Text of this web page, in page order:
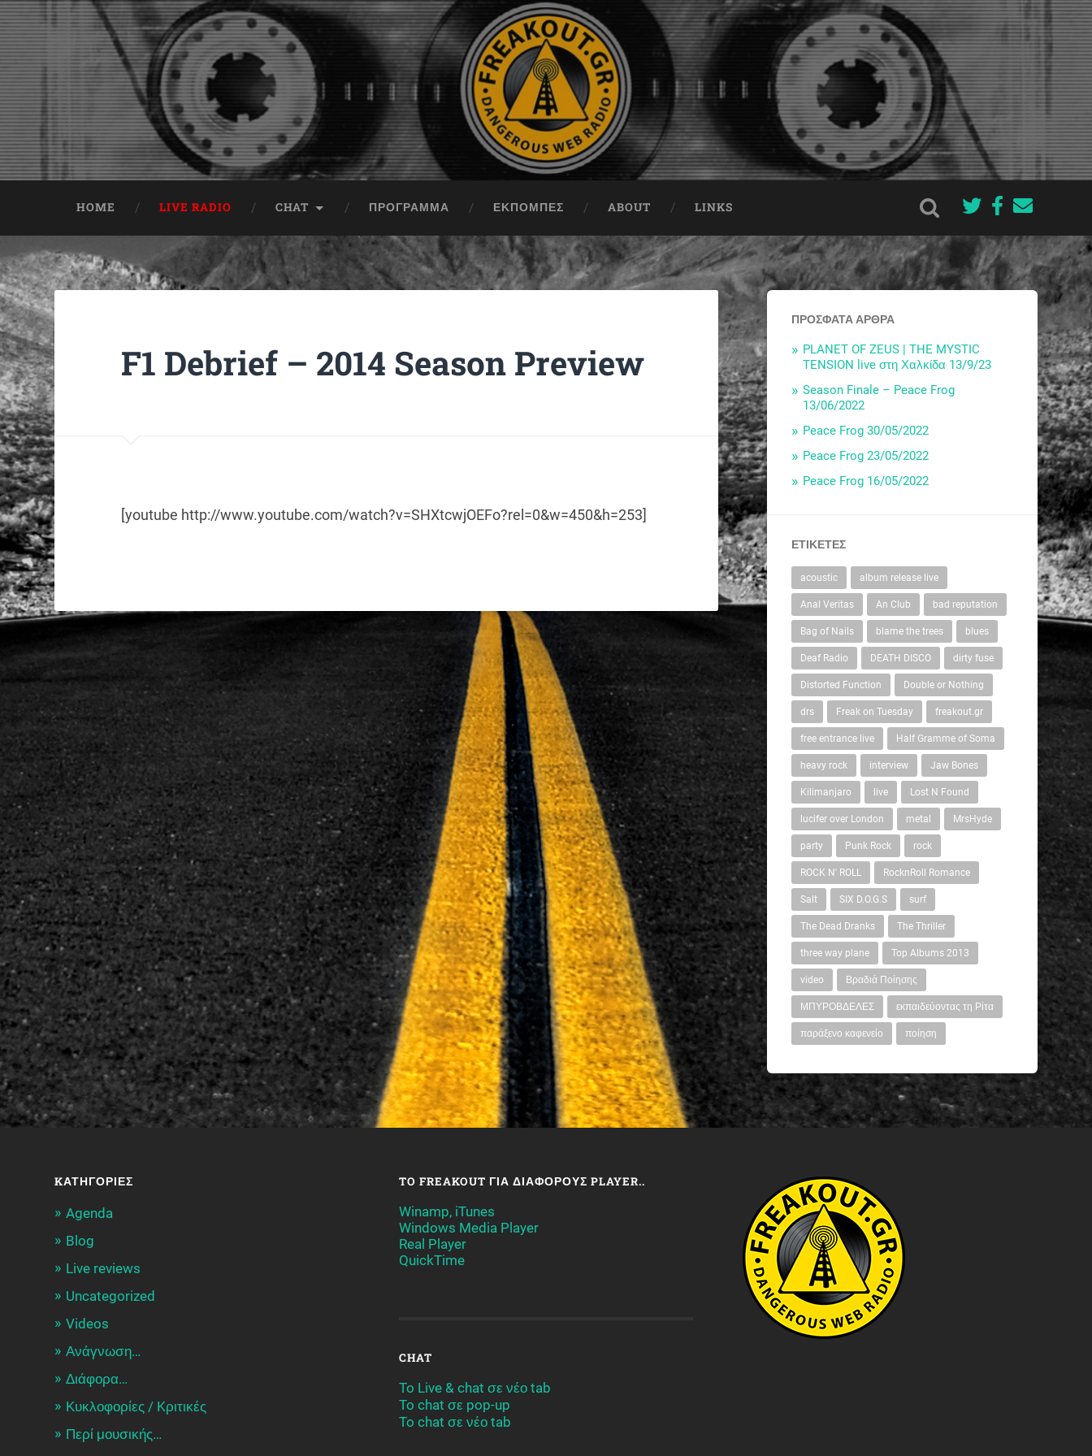
HOME LIVE RADIO CHAT ΠΡΟΓΡΑΜΜΑ ΕΚΠΟΜΠΈΣ ABOUT LINKS
F1 Debrief – 2014 Season Preview
[youtube http://www.youtube.com/watch?v=SHXtcwjOEFo?rel=0&w=450&h=253]
ΠΡΌΣΦΑΤΑ ΆΡΘΡΑ
PLANET OF ZEUS | THE MYSTIC
TENSION live στη Χαλκίδα 13/9/23
Season Finale – Peace Frog
13/06/2022
Peace Frog 30/05/2022
Peace Frog 23/05/2022
Peace Frog 16/05/2022
ΕΤΙΚΈΤΕΣ
acoustic album release live
Anal Veritas An Club bad reputation
Bag of Nails blame the trees blues
Deaf Radio DEATH DISCO dirty fuse
Distorted Function Double or Nothing
drs Freak on Tuesday freakout.gr
free entrance live Half Gramme of Soma
heavy rock interview Jaw Bones
Kilimanjaro live Lost N Found
lucifer over London metal MrsHyde
party Punk Rock rock
ROCK N' ROLL RocknRoll Romance
Salt SIX D.O.G.S surf
The Dead Dranks The Thriller
three way plane Top Albums 2013
video Βραδιά Ποίησης
ΜΠΥΡΟΒΔΕΛΕΣ εκπαιδεύοντας τη Ρίτα
παράξενο καφενείο ποίηση
KΑΤΗΓΟΡΊΕΣ
Agenda
Blog
Live reviews
Uncategorized
Videos
Ανάγνωση…
Διάφορα…
Κυκλοφορίες / Kριτικές
Περί μουσικής…
TO FREAKOUT ΓΙΑ ΔΙΆΦΟΡΟΥΣ PLAYER..
Winamp, iTunes
Windows Media Player
Real Player
QuickTime
CHAT
To Live & chat σε νέο tab
To chat σε pop-up
To chat σε νέο tab